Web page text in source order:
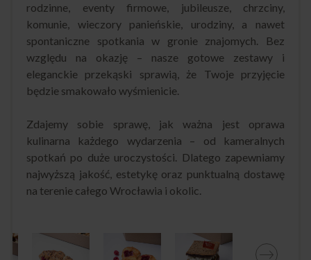
rodzinne, eventy firmowe, jubileusze, chrzciny,
komunie, wieczory panieńskie, urodziny, a nawet
spontaniczne spotkania w gronie znajomych. Bez
względu na okazję – nasze gotowe zestawy i
eleganckie przekąski sprawią, że Twoje przyjęcie
będzie smakowało wyśmienicie.
Zdajemy sobie sprawę, jak ważna jest oprawa
kulinarna każdego wydarzenia – od kameralnych
spotkań po duże uroczystości. Dlatego zapewniamy
najwyższą jakość, estetykę oraz punktualną dostawę
na terenie całego Wrocławia i okolic.